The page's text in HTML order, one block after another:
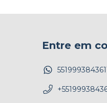
Entre em